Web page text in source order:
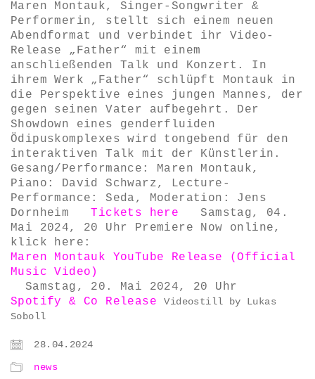
Maren Montauk, Singer-Songwriter &
Performerin, stellt sich einem neuen
Abendformat und verbindet ihr Video-
Release „Father“ mit einem
anschließenden Talk und Konzert. In
ihrem Werk „Father“ schlüpft Montauk in
die Perspektive eines jungen Mannes, der
gegen seinen Vater aufbegehrt. Der
Showdown eines genderfluiden
Ödipuskomplexes wird tongebend für den
interaktiven Talk mit der Künstlerin.
Gesang/Performance: Maren Montauk,
Piano: David Schwarz, Lecture-
Performance: Seda, Moderation: Jens
DornheimTickets here Samstag, 04.
Mai 2024, 20 Uhr Premiere Now online,
klick here:
Maren Montauk YouTube Release (Official
Music Video)
Samstag, 20. Mai 2024, 20 Uhr
Spotify & Co Release
Videostill by Lukas
Soboll
28.04.2024
news